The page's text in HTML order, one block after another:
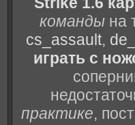
командына
cs_assault,
играть с
практике,